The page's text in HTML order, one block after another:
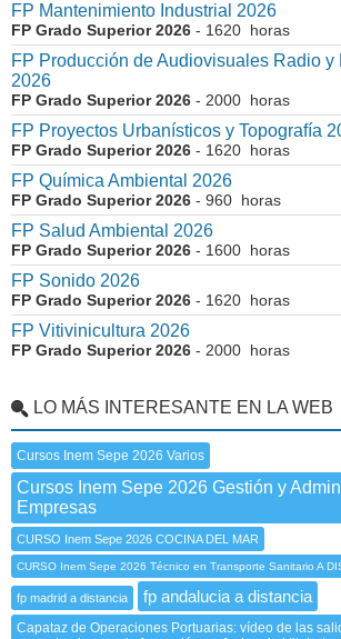
FP Mantenimiento Industrial 2026
FP Grado Superior 2026 - 1620 horas
FP Producción de Audiovisuales Radio y
2026
FP Grado Superior 2026 - 2000 horas
FP Proyectos Urbanísticos y Topografía
FP Grado Superior 2026 - 1620 horas
FP Química Ambiental 2026
FP Grado Superior 2026 - 960 horas
FP Salud Ambiental 2026
FP Grado Superior 2026 - 1600 horas
FP Sonido 2026
FP Grado Superior 2026 - 1620 horas
FP Vitivinicultura 2026
FP Grado Superior 2026 - 2000 horas
LO MÁS INTERESANTE EN LA WEB
Cursos Inem Sepe 2026 Varios
Cursos Inem Sepe 2026 Gestión y
Empresas
CURSO Inem Sepe 2026 COCINA DEL MAR
CURSO Inem Sepe 2026 Técnico en Transporte Sanitario A
fp madrid a distancia fp andalucia a distancia
Capataz de Operaciones Portuarias: vídeo de las